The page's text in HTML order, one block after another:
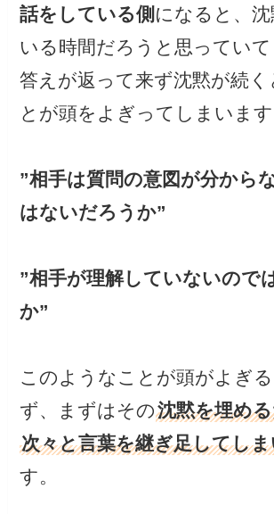
話をしている側 になると、
いる時間だろうと思ってい
答えが返って来ず沈黙が続く
とが頭をよぎってしまいます
”相手は質問の意図が分から
はないだろうか”
”相手が理解していないので
か”
このようなことが頭がよぎ
ず、まずはその沈黙を埋め
次々と言葉を継ぎ足してし
す。